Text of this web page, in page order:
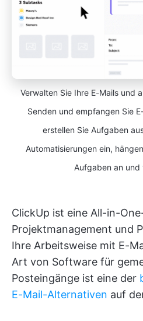
Verwalten Sie Ihre E-Mails und
Senden und empfangen Sie
erstellen Sie Aufgaben
Automatisierungen ein,
Aufgaben an und
ClickUp ist eine All-in-
Projektmanagement und
Ihre Arbeitsweise mit E-
Art von Software für
Posteingänge ist eine der
E-Mail-Alternativen auf